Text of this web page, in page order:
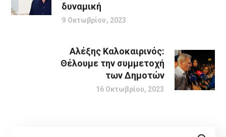
δυναμική
9 Οκτωβρίου, 2023
Αλέξης Καλοκαιρινός:
Θέλουμε την συμμετοχή
των Δημοτών
16 Οκτωβρίου, 2023